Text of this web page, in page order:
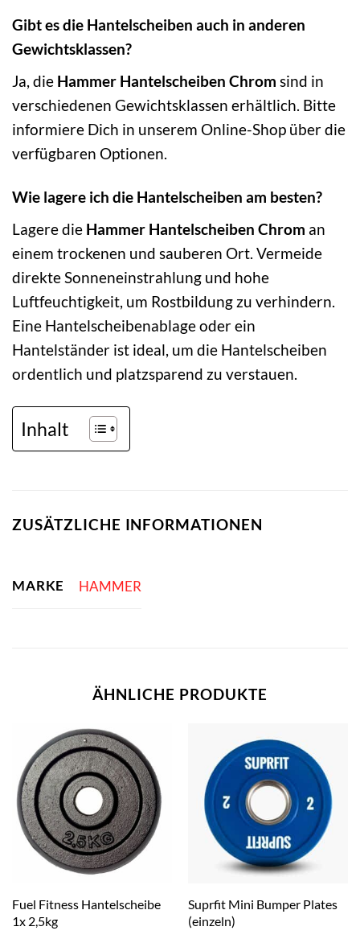
Gibt es die Hantelscheiben auch in anderen
Gewichtsklassen?
Ja, die Hammer Hantelscheiben Chrom sind in
verschiedenen Gewichtsklassen erhältlich. Bitte
informiere Dich in unserem Online-Shop über die
verfügbaren Optionen.
Wie lagere ich die Hantelscheiben am besten?
Lagere die Hammer Hantelscheiben Chrom an
einem trockenen und sauberen Ort. Vermeide
direkte Sonneneinstrahlung und hohe
Luftfeuchtigkeit, um Rostbildung zu verhindern.
Eine Hantelscheibenablage oder ein
Hantelständer ist ideal, um die Hantelscheiben
ordentlich und platzsparend zu verstauen.
Inhalt
ZUSÄTZLICHE INFORMATIONEN
MARKE HAMMER
ÄHNLICHE PRODUKTE
Fuel Fitness Hantelscheibe
1x 2,5kg
Suprfit Mini Bumper Plates
(einzeln)